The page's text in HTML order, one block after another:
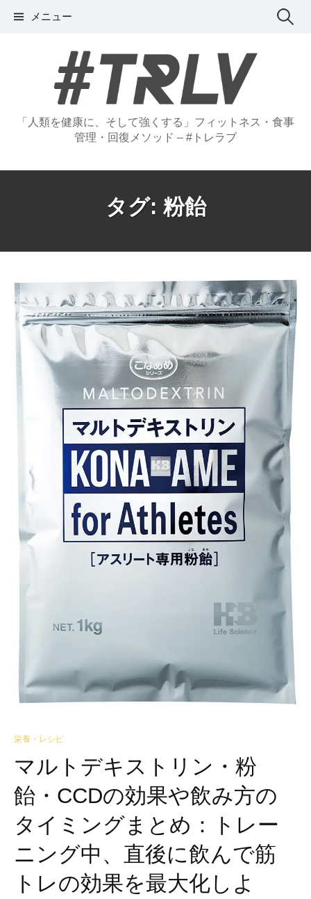
メニュー 検
「人類を健康に、そして強くする」フィットネス・食事
管理・回復メソッド – #トレラブ
タグ: 粉飴
栄養・レシピ
マルトデキストリン・粉
飴・CCDの効果や飲み方の
タイミングまとめ：トレー
ニング中、直後に飲んで筋
トレの効果を最大化しよ